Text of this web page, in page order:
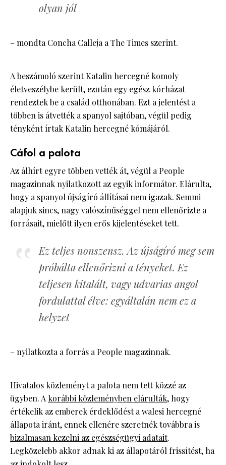
olyan jól
– mondta Concha Calleja a The Times szerint.
A beszámoló szerint Katalin hercegné komoly
életveszélybe került, ezután egy egész kórházat
rendeztek be a család otthonában. Ezt a jelentést a
többen is átvették a spanyol sajtóban, végül pedig
tényként írtak Katalin hercegné kómájáról.
Cáfol a palota
Az álhírt egyre többen vették át, végül a People
magazinnak nyilatkozott az egyik informátor. Elárulta,
hogy a spanyol újságíró állításai nem igazak. Semmi
alapjuk sincs, nagy valószínűséggel nem ellenőrizte a
forrásait, mielőtt ilyen erős kijelentéseket tett.
Ez teljes nonszensz. Az újságíró meg sem
próbálta ellenőrizni a tényeket. Ez
teljesen kitalált, vagy udvarias angol
fordulattal élve: egyáltalán nem ez a
helyzet
– nyilatkozta a forrás a People magazinnak.
Hivatalos közleményt a palota nem tett közzé az
ügyben. A korábbi közleményben elárulták, hogy
értékelik az emberek érdeklődést a walesi hercegné
állapota iránt, ennek ellenére szeretnék továbbra is
bizalmasan kezelni az egészségügyi adatait.
Legközelebb akkor adnak ki az állapotáról frissítést, ha